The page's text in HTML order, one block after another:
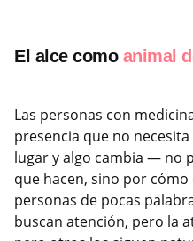
El alce como animal
Las personas con
presencia que no
lugar y algo cambia — no
que hacen, sino por cómo
personas de pocas
buscan atención, pero la